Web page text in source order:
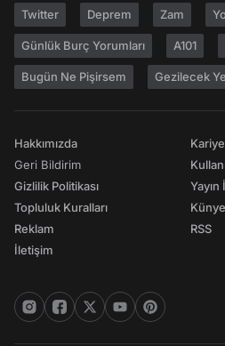
Twitter Deprem Zam
Günlük Burç Yorumları A101
Bugün Ne Pişirsem Gezilecek
Hakkımızda
Geri Bildirim
Gizlilik Politikası
Topluluk Kuralları
Reklam
İletişim
Künye
RSS